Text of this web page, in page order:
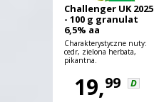
Challenger UK 2025
- 100 g granulat
6,5% aa
Charakterystyczne nuty:
cedr, zielona herbata,
pikantna.
19,99 D